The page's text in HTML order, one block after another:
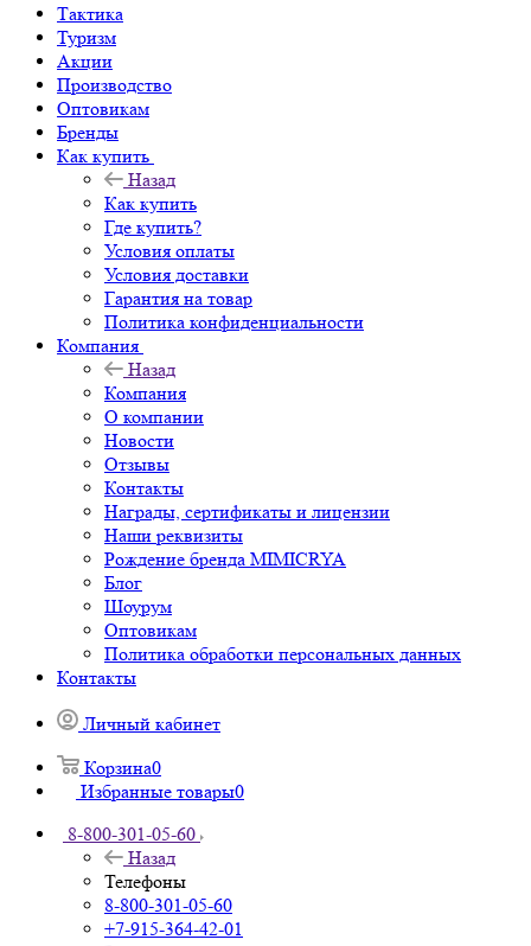
Тактика
Туризм
Акции
Производство
Оптовикам
Бренды
Как купить
Назад
Как купить
Где купить?
Условия оплаты
Условия доставки
Гарантия на товар
Политика конфиденциальности
Компания
Назад
Компания
О компании
Новости
Отзывы
Контакты
Награды, сертификаты и лицензии
Наши реквизиты
Рождение бренда MIMICRYA
Блог
Шоурум
Оптовикам
Политика обработки персональных данных
Контакты
Личный кабинет
Корзина0
Избранные товары0
8-800-301-05-60
Назад
Телефоны
8-800-301-05-60
+7-915-364-42-01